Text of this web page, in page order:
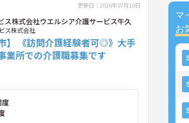
マ
お
更新日：2026年07月10日
ス株式会社ウエルシア介護サービス牛久
ス株式会社
】 《訪問介護経験者可◎》大手
業所での介護職募集です
度